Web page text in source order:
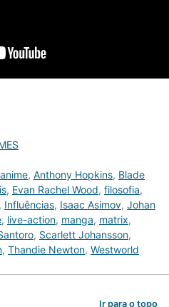
anime, Anthony Hopkins, Blade
, Evan Rachel Wood, filosofia,
, Influências, Isaac Asimov, Johan
, live-action, manga, matrix,
, Scarlett Johansson,
, Thandie Newton, Westworld
Ir para o topo